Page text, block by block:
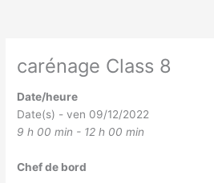
carénage Class 8
Date/heure
Date(s) - ven 09/12/2022
9 h 00 min - 12 h 00 min
Chef de bord